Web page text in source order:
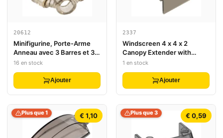
20612
Minifigurine, Porte-Arme
Anneau avec 3 Barres et 3
Trous à Barre (Centre
16 en stock
Ajouter
2337
Windscreen 4 x 4 x 2
Canopy Extender with
Hinges
1 en stock
Ajouter
€ 1,10
Plus que 1 € 0,59
Plus que 3